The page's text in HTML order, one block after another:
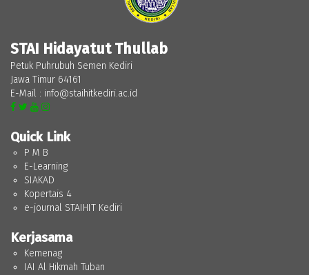
STAI Hidayatut Thullab
Petuk Puhrubuh Semen Kediri
Jawa Timur 64161
E-Mail : info@staihitkediri.ac.id
Quick Link
P M B
E-Learning
SIAKAD
Kopertais 4
e-journal STAIHIT Kediri
Kerjasama
Kemenag
IAI Al Hikmah Tuban